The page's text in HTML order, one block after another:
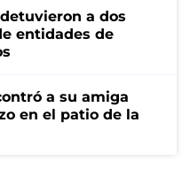
a dos
entidades de
a su amiga
en el patio de la